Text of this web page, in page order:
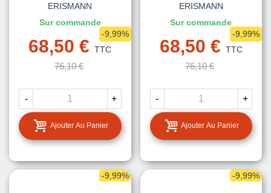
ERISMANN
Sur commande
68,50 € TTC
76,10 €
-9,99%
- +
Ajouter Au Panier
ERISMANN
Sur commande
68,50 € TTC
76,10 €
-9,99%
- +
Ajouter Au Panier
-9,99% -9,99%